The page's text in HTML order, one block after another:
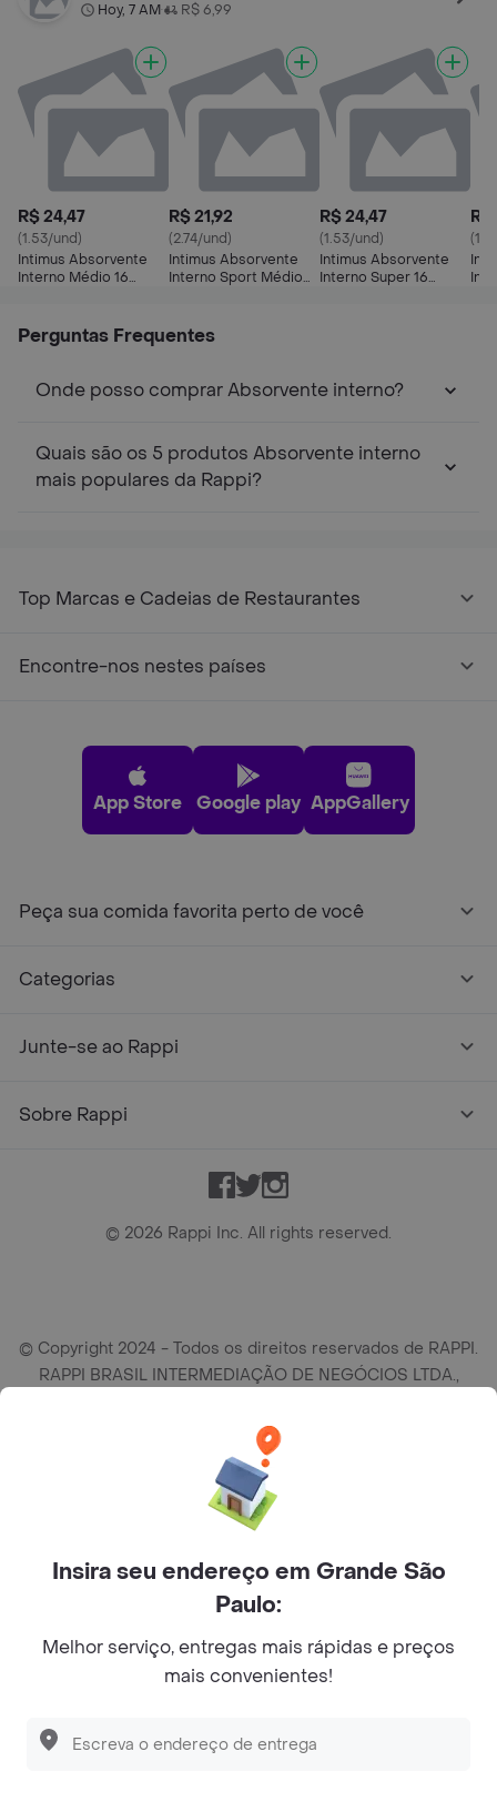
Hoy, 7 AM• R$ 6,99
R$ 24,47
(1.53/und)
Intimus Absorvente
Interno Médio 16
R$ 21,92
(2.74/und)
Intimus Absorvente
Interno Sport Médio
R$ 24,47
(1.53/und)
Intimus Absorvente
Interno Super 16
R$
Perguntas Frequentes
Onde posso comprar Absorvente interno?
Quais são os 5 produtos Absorvente interno
mais populares da Rappi?
Top Marcas e Cadeias de Restaurantes
Encontre-nos nestes países
App Store Google play AppGallery
Peça sua comida favorita perto de você
Categorias
Junte-se ao Rappi
Sobre Rappi
Facebook
TwitterInstagram
© 2026 Rappi Inc. All rights reserved.
© Copyright 2024 - Todos os direitos reservados de RAPPI.
RAPPI BRASIL INTERMEDIAÇÃO DE NEGÓCIOS LTDA.,
conj. 91, Lado A, Cerqueira Cesar, São Paulo/SP CEP. 01414-
905, CNPJ/MF n° 26.900.161/0001-25.
Insira seu endereço em Grande São
Paulo:
Melhor serviço, entregas mais rápidas e preços
mais convenientes!